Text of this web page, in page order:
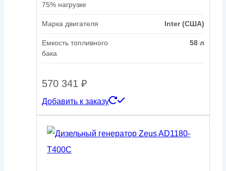
75% нагрузке
Марка двигателя Inter (США)
Емкость топливного
бака
58 л
570 341 ₽
Добавить к заказу